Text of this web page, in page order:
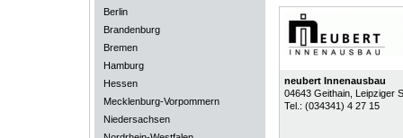
Berlin
Brandenburg
Bremen
Hamburg
Hessen
Mecklenburg-Vorpommern
Niedersachsen
neubert Innenausbau
04643 Geithain, Leipziger
Tel.: (034341) 4 27 15